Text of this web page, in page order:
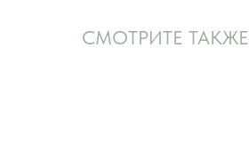
СМОТРИТЕ ТАКЖЕ